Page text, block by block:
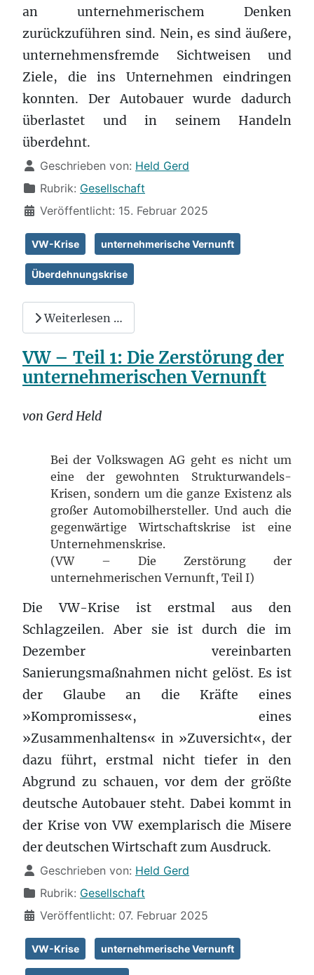
an unternehmerischem Denken
zurückzuführen sind. Nein, es sind äußere,
unternehmensfremde Sichtweisen und
Ziele, die ins Unternehmen eindringen
konnten. Der Autobauer wurde dadurch
überlastet und in seinem Handeln
überdehnt.
DetailsGeschrieben von: Held Gerd
Rubrik: Gesellschaft
Veröffentlicht: 15. Februar 2025
VW-Krise unternehmerische Vernunft
Überdehnungskrise
Weiterlesen …
VW – Teil 1: Die Zerstörung der
unternehmerischen Vernunft
von Gerd Held
Bei der Volkswagen AG geht es nicht um
eine der gewohnten Strukturwandels-
Krisen, sondern um die ganze Existenz als
großer Automobilhersteller. Und auch die
gegenwärtige Wirtschaftskrise ist eine
Unternehmenskrise.
(VW – Die Zerstörung der
unternehmerischen Vernunft, Teil I)
Die VW-Krise ist erstmal aus den
Schlagzeilen. Aber sie ist durch die im
Dezember vereinbarten
Sanierungsmaßnahmen nicht gelöst. Es ist
der Glaube an die Kräfte eines
»Kompromisses«, eines
»Zusammenhaltens« in »Zuversicht«, der
dazu führt, erstmal nicht tiefer in den
Abgrund zu schauen, vor dem der größte
deutsche Autobauer steht. Dabei kommt in
der Krise von VW exemplarisch die Misere
der deutschen Wirtschaft zum Ausdruck.
DetailsGeschrieben von: Held Gerd
Rubrik: Gesellschaft
Veröffentlicht: 07. Februar 2025
VW-Krise unternehmerische Vernunft